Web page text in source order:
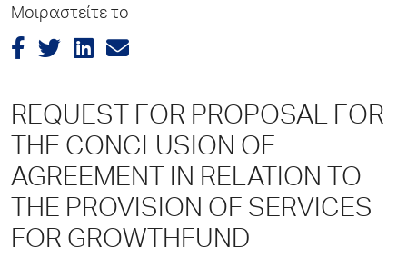
Μοιραστείτε το
REQUEST FOR PROPOSAL FOR
THE CONCLUSION OF
AGREEMENT IN RELATION TO
THE PROVISION OF SERVICES
FOR GROWTHFUND